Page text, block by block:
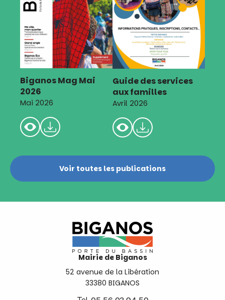
Biganos Mag Mai
2026
Mai 2026
Guide des services
aux familles
Avril 2026
Voir toutes les publications
Mairie de Biganos
52 avenue de la Libération
33380 BIGANOS